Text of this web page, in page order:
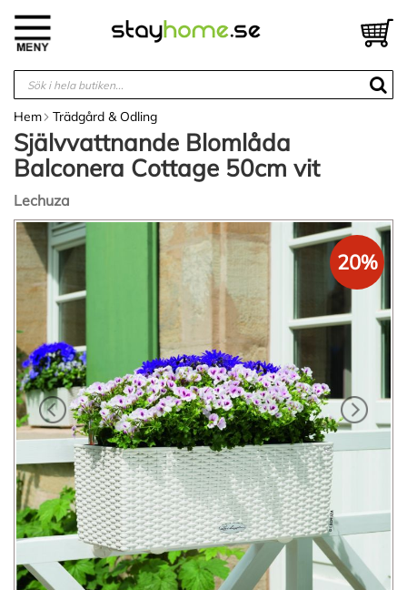
innehållet
Hem Trädgård & Odling
Självvattnande Blomlåda
Balconera Cottage 50cm vit
Lechuza
Hoppa
till
slutet
av
bildgalleriet
20%